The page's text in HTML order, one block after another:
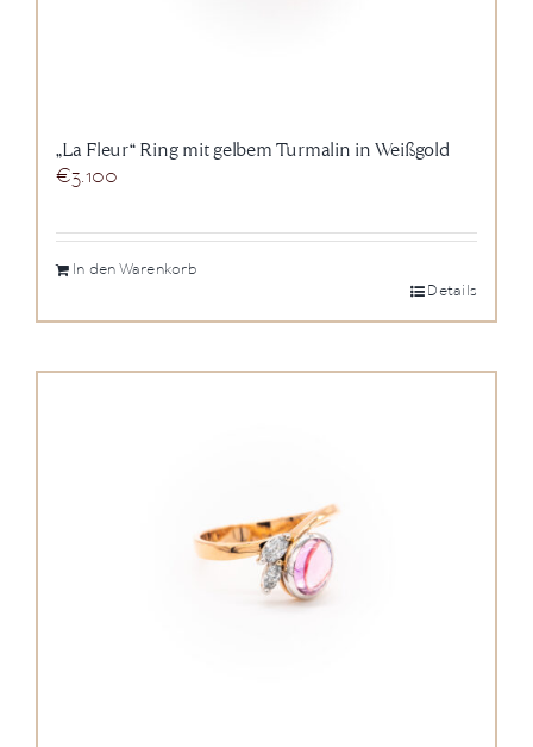
„La Fleur“ Ring mit gelbem Turmalin in Weißgold
€3.100
In den Warenkorb
Details